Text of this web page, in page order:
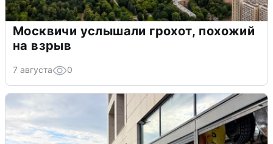
Москвичи услышали грохот, похожий
на взрыв
7 августа 0